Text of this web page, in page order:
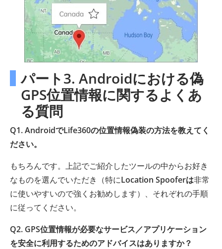
パート3. Androidにおける偽
GPS位置情報に関するよくあ
る質問
Q1. AndroidでLife360の位置情報偽装の方法を教えてく
ださい。
もちろんです。上記でご紹介したツールの中からお好き
なものを選んでいただき（特にLocation Spooferは非常
に使いやすいので強くお勧めします）、それぞれの手順
に従ってください。
Q2. GPS位置情報が必要なサービス／アプリケーション
を安全に利用するためのアドバイスはありますか？